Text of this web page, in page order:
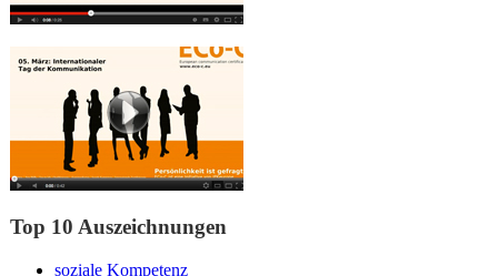
Top 10 Auszeichnungen
soziale Kompetenz